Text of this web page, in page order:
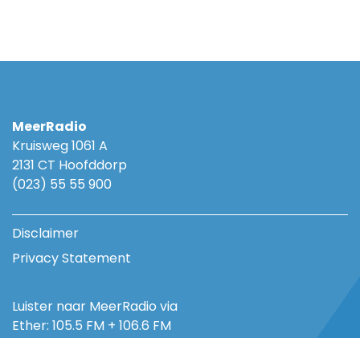
MeerRadio
Kruisweg 1061 A
2131 CT Hoofddorp
(023) 55 55 900
Disclaimer
Privacy Statement
Luister naar MeerRadio via
Ether: 105.5 FM + 106.6 FM